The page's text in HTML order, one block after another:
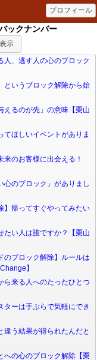
ックナンバー
人、逃す人の心のブロック
というブロック解除から始
えるのが先」の意味【栗山
ほしいイベントがありま
のお客様に出会える！
心のブロック」がありまし
】帰ってすぐやってみたい
たい人は誰ですか？【栗山
のブロック解除】ルールは
】
ら来る人へのたったひとつ
ターは手ぶらで気軽にでき
違う結果が得られたんだと
への心のブロック解除【栗